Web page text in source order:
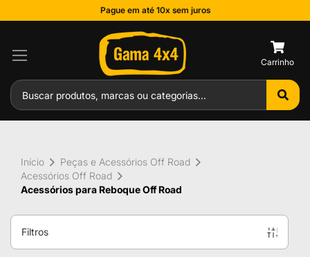
Pague em até 10x sem juros
Início
Peças e Acessórios Off Road
Acessórios Off Road
Acessórios para Reboque Off Road
Filtros